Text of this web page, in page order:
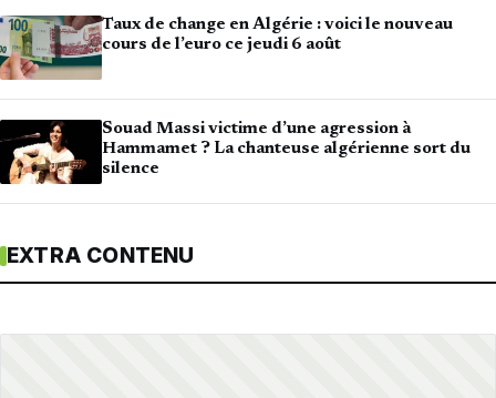
Taux de change en Algérie : voici le nouveau
cours de l’euro ce jeudi 6 août
Souad Massi victime d’une agression à
Hammamet ? La chanteuse algérienne sort du
silence
EXTRA CONTENU